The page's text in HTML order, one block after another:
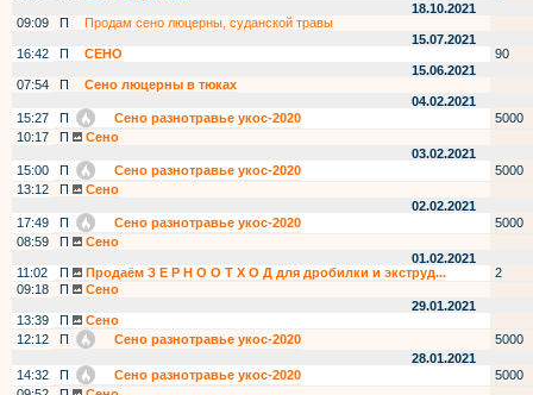
18.10.2021
09:09
П
Продам сено люцерны, суданской травы
15.07.2021
16:42
П СЕНО
90
15.06.2021
07:54
П
Сено люцерны в тюках
04.02.2021
15:27
П Сено разнотравье укос-2020
5000
10:17
П
Сено
03.02.2021
15:00
П Сено разнотравье укос-2020
5000
13:12
П
Сено
02.02.2021
17:49
П Сено разнотравье укос-2020
5000
08:59
П
Сено
01.02.2021
11:02
П Продаём З Е Р Н О О Т Х О Д для дробилки и экструд...
2
09:18
П
Сено
29.01.2021
13:39
П
Сено
12:12
П Сено разнотравье укос-2020
5000
28.01.2021
14:32
П Сено разнотравье укос-2020
5000